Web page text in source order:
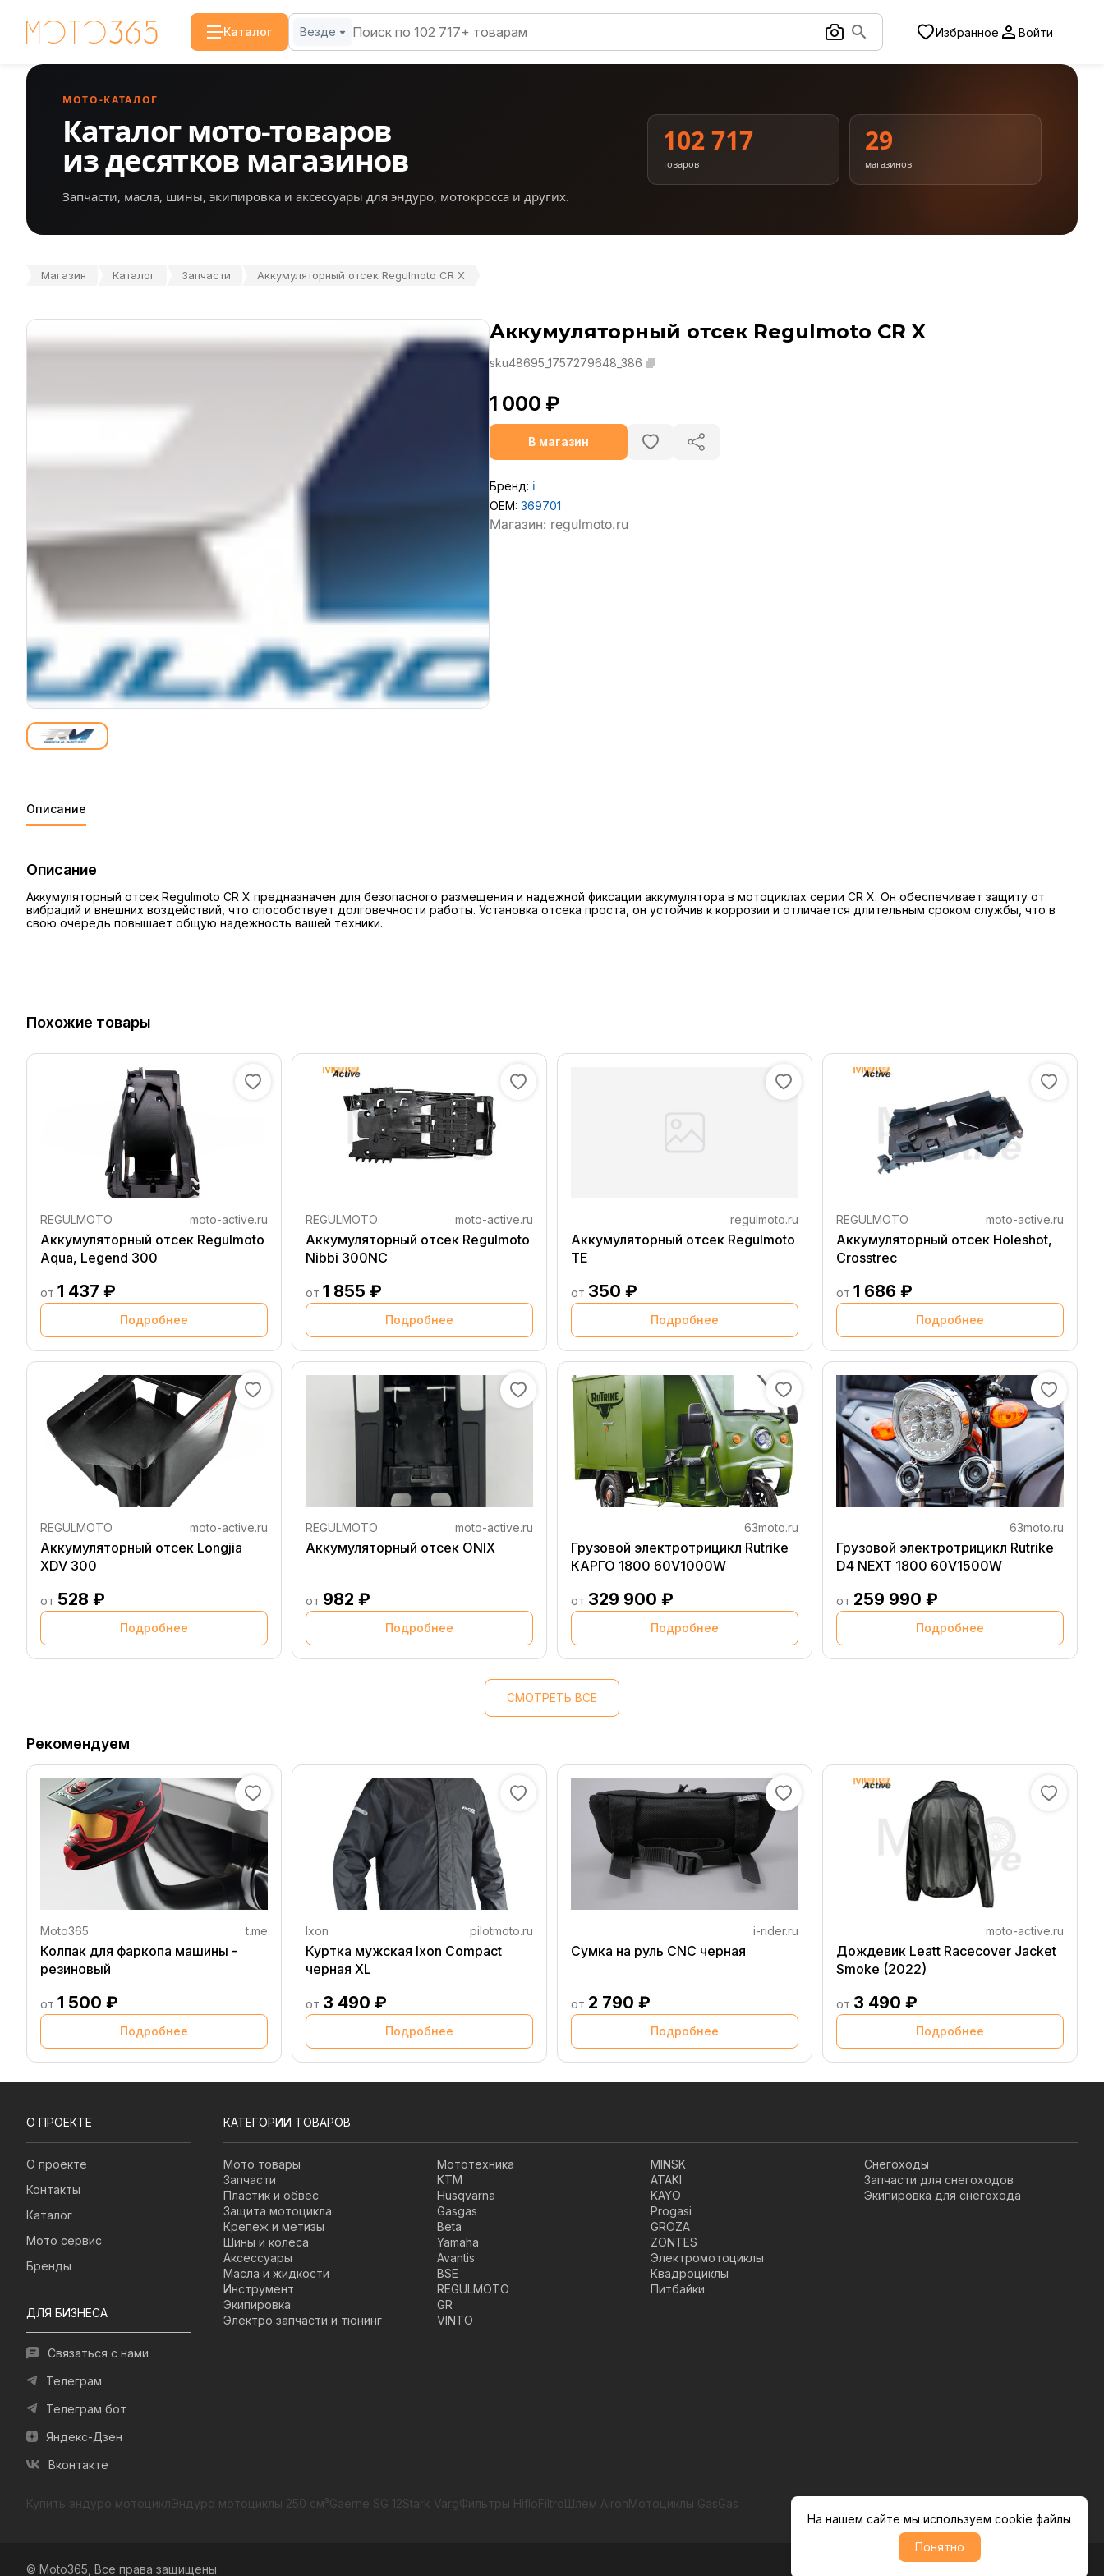
Каталог Везде Избранное Войти
МОТО-КАТАЛОГ
Каталог мото-товаров
из десятков магазинов
Запчасти, масла, шины, экипировка и аксессуары для эндуро, мотокросса и других.
102 717
товаров
29
магазинов
Магазин Каталог Запчасти Аккумуляторный отсек Regulmoto CR X
Аккумуляторный отсек Regulmoto CR X
sku48695_1757279648_386
1 000 ₽
В магазин
Бренд: ℹ️
OEM: 369701
Описание
Описание
Аккумуляторный отсек Regulmoto CR X предназначен для безопасного размещения и надежной фиксации аккумулятора в мотоциклах серии CR X. Он обеспечивает защиту от
вибраций и внешних воздействий, что способствует долговечности работы. Установка отсекa проста, он устойчив к коррозии и отличается длительным сроком службы, что в
свою очередь повышает общую надежность вашей техники.
Похожие товары
REGULMOTO moto-active.ru
Аккумуляторный отсек Regulmoto
Aqua, Legend 300
от 1 437 ₽
Подробнее
REGULMOTO moto-active.ru
Аккумуляторный отсек Regulmoto
Nibbi 300NC
от 1 855 ₽
Подробнее
regulmoto.ru
Аккумуляторный отсек Regulmoto
TE
от 350 ₽
Подробнее
REGULMOTO moto-active.ru
Аккумуляторный отсек Holeshot,
Crosstrec
от 1 686 ₽
Подробнее
REGULMOTO moto-active.ru
Аккумуляторный отсек Longjia
XDV 300
от 528 ₽
Подробнее
REGULMOTO moto-active.ru
Аккумуляторный отсек ONIX
от 982 ₽
Подробнее
63moto.ru
Грузовой электротрицикл Rutrike
КАРГО 1800 60V1000W
от 329 900 ₽
Подробнее
63moto.ru
Грузовой электротрицикл Rutrike
D4 NEXT 1800 60V1500W
от 259 990 ₽
Подробнее
СМОТРЕТЬ ВСЕ
Рекомендуем
Moto365 t.me
Колпак для фаркопа машины -
резиновый
от 1 500 ₽
Подробнее
Ixon pilotmoto.ru
Куртка мужская Ixon Compact
черная XL
от 3 490 ₽
Подробнее
i-rider.ru
Сумка на руль CNC черная
от 2 790 ₽
Подробнее
moto-active.ru
Дождевик Leatt Racecover Jacket
Smoke (2022)
от 3 490 ₽
Подробнее
О ПРОЕКТЕ
О проекте
Контакты
Каталог
Мото сервис
Бренды
ДЛЯ БИЗНЕСА
Связаться с нами
Телеграм
Телеграм бот
Яндекс-Дзен
Вконтакте
КАТЕГОРИИ ТОВАРОВ
Мото товары
Запчасти
Пластик и обвес
Защита мотоцикла
Крепеж и метизы
Шины и колеса
Аксессуары
Масла и жидкости
Инструмент
Экипировка
Электро запчасти и тюнинг
Мототехника
KTM
Husqvarna
Gasgas
Beta
Yamaha
Avantis
BSE
REGULMOTO
GR
VINTO
MINSK
ATAKI
KAYO
Progasi
GROZA
ZONTES
Электромотоциклы
Квадроциклы
Питбайки
Снегоходы
Запчасти для снегоходов
Экипировка для снегохода
Купить эндуро мотоциклЭндуро мотоциклы 250 см³Gaerne SG 12Stark VargФильтры HifloFiltroШлем AirohМотоциклы GasGas
© Moto365, Все права защищены
На нашем сайте мы используем cookie файлы
Понятно